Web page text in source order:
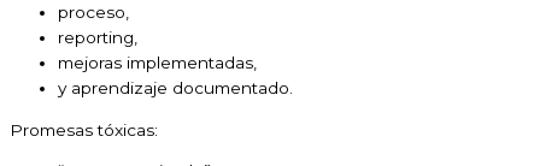
proceso,
reporting,
mejoras implementadas,
y aprendizaje documentado.
Promesas tóxicas: